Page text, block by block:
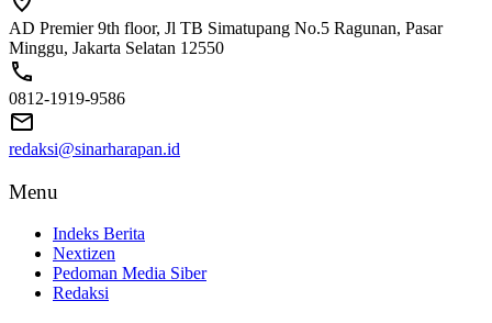
AD Premier 9th floor, Jl TB Simatupang No.5 Ragunan, Pasar
Minggu, Jakarta Selatan 12550
0812-1919-9586
redaksi@sinarharapan.id
Menu
Indeks Berita
Nextizen
Pedoman Media Siber
Redaksi